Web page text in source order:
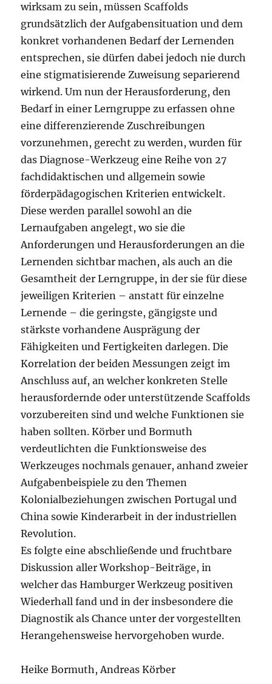
wirksam zu sein, müssen Scaffolds
grundsätzlich der Aufgabensituation und dem
konkret vorhandenen Bedarf der Lernenden
entsprechen, sie dürfen dabei jedoch nie durch
eine stigmatisierende Zuweisung separierend
wirkend. Um nun der Herausforderung, den
Bedarf in einer Lerngruppe zu erfassen ohne
eine differenzierende Zuschreibungen
vorzunehmen, gerecht zu werden, wurden für
das Diagnose-Werkzeug eine Reihe von 27
fachdidaktischen und allgemein sowie
förderpädagogischen Kriterien entwickelt.
Diese werden parallel sowohl an die
Lernaufgaben angelegt, wo sie die
Anforderungen und Herausforderungen an die
Lernenden sichtbar machen, als auch an die
Gesamtheit der Lerngruppe, in der sie für diese
jeweiligen Kriterien – anstatt für einzelne
Lernende – die geringste, gängigste und
stärkste vorhandene Ausprägung der
Fähigkeiten und Fertigkeiten darlegen. Die
Korrelation der beiden Messungen zeigt im
Anschluss auf, an welcher konkreten Stelle
herausfordernde oder unterstützende Scaffolds
vorzubereiten sind und welche Funktionen sie
haben sollten. Körber und Bormuth
verdeutlichten die Funktionsweise des
Werkzeuges nochmals genauer, anhand zweier
Aufgabenbeispiele zu den Themen
Kolonialbeziehungen zwischen Portugal und
China sowie Kinderarbeit in der industriellen
Revolution.
Es folgte eine abschließende und fruchtbare
Diskussion aller Workshop-Beiträge, in
welcher das Hamburger Werkzeug positiven
Wiederhall fand und in der insbesondere die
Diagnostik als Chance unter der vorgestellten
Herangehensweise hervorgehoben wurde.
Heike Bormuth, Andreas Körber